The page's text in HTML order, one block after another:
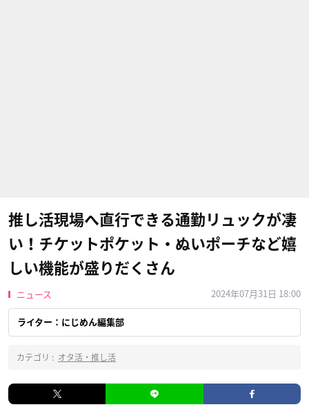
推し活現場へ直行できる通勤リュックが凄
い！チケットポケット・ぬいポーチなど嬉
しい機能が盛りだくさん
ニュース 2024年07月31日 18:00
ライター：にじめん編集部
カテゴリ : オタ活・推し活